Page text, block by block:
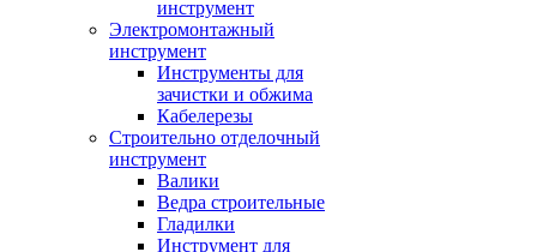
инструмент
Электромонтажный
инструмент
Инструменты для
зачистки и обжима
Кабелерезы
Строительно отделочный
инструмент
Валики
Ведра строительные
Гладилки
Инструмент для